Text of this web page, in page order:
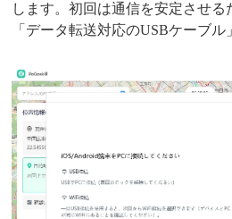
します。初回は通信を安定させる
「データ転送対応のUSBケーブル